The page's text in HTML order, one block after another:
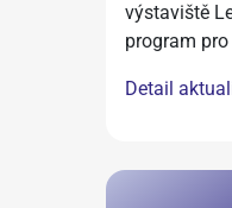
výstaviště
program
Detail